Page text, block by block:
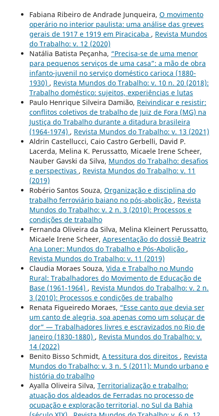
Fabiana Ribeiro de Andrade Junqueira, O movimento
operário no interior paulista: uma análise das greves
gerais de 1917 e 1919 em Piracicaba , Revista Mundos
do Trabalho: v. 12 (2020)
Natália Batista Peçanha, “Precisa-se de uma menor
para pequenos serviços de uma casa”: a mão de obra
infanto-juvenil no serviço doméstico carioca (1880-
1930) , Revista Mundos do Trabalho: v. 10 n. 20 (2018):
Trabalho doméstico: sujeitos, experiências e lutas
Paulo Henrique Silveira Damião, Reivindicar e resistir:
conflitos coletivos de trabalho de Juiz de Fora (MG) na
Justiça do Trabalho durante a ditadura brasileira
(1964-1974) , Revista Mundos do Trabalho: v. 13 (2021)
Aldrin Castellucci, Caio Castro Gerbelli, David P.
Lacerda, Melina K. Perussatto, Micaele Irene Scheer,
Nauber Gavski da Silva, Mundos do Trabalho: desafios
e perspectivas , Revista Mundos do Trabalho: v. 11
(2019)
Robério Santos Souza, Organização e disciplina do
trabalho ferroviário baiano no pós-abolição , Revista
Mundos do Trabalho: v. 2 n. 3 (2010): Processos e
condições de trabalho
Fernanda Oliveira da Silva, Melina Kleinert Perussatto,
Micaele Irene Scheer, Apresentação do dossiê Beatriz
Ana Loner: Mundos do Trabalho e Pós-Abolição ,
Revista Mundos do Trabalho: v. 11 (2019)
Claudia Moraes Souza, Vida e Trabalho no Mundo
Rural: Trabalhadores do Movimento de Educação de
Base (1961-1964) , Revista Mundos do Trabalho: v. 2 n.
3 (2010): Processos e condições de trabalho
Renata Figueiredo Moraes, “Esse canto que devia ser
um canto de alegria, soa apenas como um soluçar de
dor” — Trabalhadores livres e escravizados no Rio de
Janeiro (1830-1880) , Revista Mundos do Trabalho: v.
14 (2022)
Benito Bisso Schmidt, A tessitura dos direitos , Revista
Mundos do Trabalho: v. 3 n. 5 (2011): Mundo urbano e
história do trabalho
Ayalla Oliveira Silva, Territorialização e trabalho:
atuação dos aldeados de Ferradas no processo de
ocupação e exploração territorial, no Sul da Bahia